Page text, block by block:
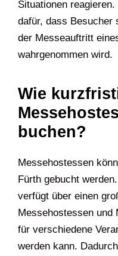
Situationen
dafür, dass Besucher
der Messeauftritt
wahrgenommen wird.
Wie
buchen?
Messehostessen
Fürth gebucht
verfügt über einen
Messehostessen und
für verschiedene
werden kann.